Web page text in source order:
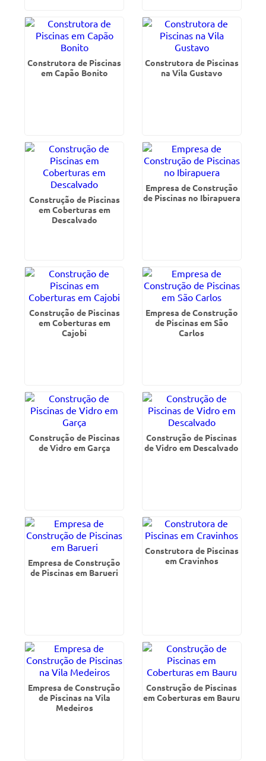
Construtora de Piscinas
em Capão Bonito
Construtora de Piscinas
na Vila Gustavo
Construção de Piscinas
em Coberturas em
Descalvado
Empresa de Construção
de Piscinas no Ibirapuera
Construção de Piscinas
em Coberturas em
Cajobi
Empresa de Construção
de Piscinas em São
Carlos
Construção de Piscinas
de Vidro em Garça
Construção de Piscinas
de Vidro em Descalvado
Empresa de Construção
de Piscinas em Barueri
Construtora de Piscinas
em Cravinhos
Empresa de Construção
de Piscinas na Vila
Medeiros
Construção de Piscinas
em Coberturas em Bauru